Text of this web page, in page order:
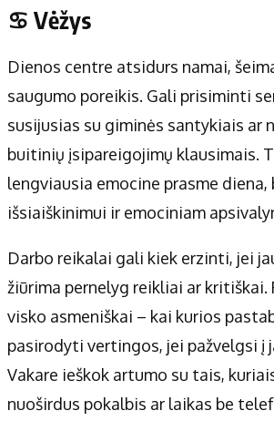
♋ Vėžys
Dienos centre atsidurs namai,
saugumo poreikis. Gali prisiminti
susijusias su giminės santykiais ar
buitinių įsipareigojimų klausimais.
lengviausia emocine prasme diena,
išsiaiškinimui ir emociniam
Darbo reikalai gali kiek erzinti, jei
žiūrima pernelyg reikliai ar
visko asmeniškai – kai kurios
pasirodyti vertingos, jei pažvelgsi į
Vakare ieškok artumo su tais,
nuoširdus pokalbis ar laikas be